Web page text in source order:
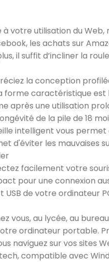
votre utilisation du
les achats sur
il suffit d’incliner la
la conception
caractéristique est
après une utilisation
de la pile de 18
intelligent vous
d'éviter les mauvaises
facilement votre
pour une connexion
de votre ordinateur
vous, au lycée, au
ordinateur portable.
naviguez sur vos sites
compatible avec